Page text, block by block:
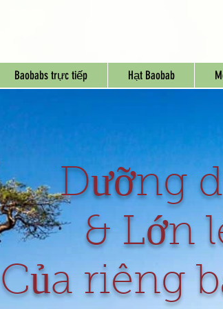
Baobabs trực tiếp Hạt Baobab
Dưỡng
& Lớn
Của riêng